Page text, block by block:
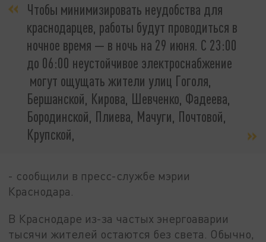
Чтобы минимизировать неудобства для
краснодарцев, работы будут проводиться в
ночное время — в ночь на 29 июня. С 23:00
до 06:00 неустойчивое электроснабжение
могут ощущать жители улиц Гоголя,
Бершанской, Кирова, Шевченко, Фадеева,
Бородинской, Плиева, Мачуги, Почтовой,
Крупской,
- сообщили в пресс-службе мэрии
Краснодара.
В Краснодаре из-за частых энергоаварии
тысячи жителей остаются без света. Обычно,